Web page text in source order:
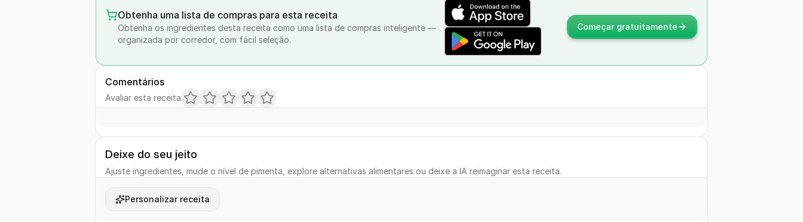
Obtenha uma lista de compras para esta receita
Obtenha os ingredientes desta receita como uma lista de compras inteligente —
organizada por corredor, com fácil seleção.
Começar gratuitamente
Comentários
Avaliar esta receita
Deixe do seu jeito
Ajuste ingredientes, mude o nível de pimenta, explore alternativas alimentares ou deixe a IA reimaginar esta receita.
Personalizar receita